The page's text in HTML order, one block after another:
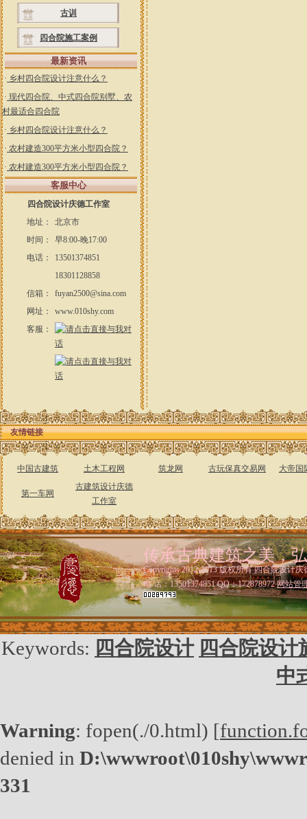
古训
四合院施工案例
最新资讯
· 乡村四合院设计注意什么？
· 现代四合院、中式四合院别墅、农
村最适合四合院
· 乡村四合院设计注意什么？
· 农村建造300平方米小型四合院？
· 农村建造300平方米小型四合院？
客服中心
四合院设计庆德工作室
地址：
北京市
时间：
早8:00-晚17:00
电话：
13501374851
18301128858
信箱：
fuyan2500@sina.com
网址：
www.010shy.com
客服：
友情链接
中国古建筑 土木工程网 筑龙网 古玩保真交易网 大帝国
第一车网
古建筑设计庆德
工作室
传承古典建筑之美，
Copyrights 2012-2013 版权所有 四合院设计
电 话：13501374851 QQ：172878972网站管
Keywords: 四合院设计 四合院设计
中
Warning: fopen(./0.html) [
denied in
331